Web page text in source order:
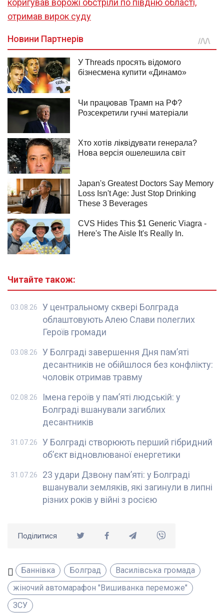
коригував ворожі обстріли по півдню області,
отримав вирок суду
Читайте також:
У центральному сквері Болграда
облаштовують Алею Слави полеглих
Героїв громади
03.08.26
У Болграді завершення Дня пам’яті
десантників не обійшлося без конфлікту:
чоловік отримав травму
03.08.26
Імена героїв у пам’яті людській: у
Болграді вшанували загиблих
десантників
02.08.26
У Болграді створюють перший гібридний
об’єкт відновлюваної енергетики
31.07.26
23 удари Дзвону пам’яті: у Болграді
вшанували земляків, які загинули в липні
різних років у війні з росією
31.07.26
Поділитися
Баннівка Болград
Василівська громада
жіночий автомарафон "Вишиванка переможе"
ЗСУ